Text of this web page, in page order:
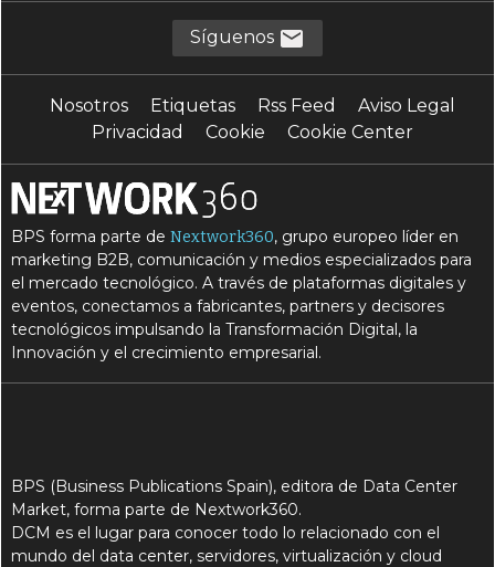
Síguenos
Nosotros Etiquetas Rss Feed
Aviso Legal
Privacidad
Cookie Cookie Center
BPS forma parte deNextwork360, grupo europeo líder en
marketing B2B, comunicación y medios especializados para
el mercado tecnológico. A través de plataformas digitales y
eventos, conectamos a fabricantes, partners y decisores
tecnológicos impulsando la Transformación Digital, la
Innovación y el crecimiento empresarial.
BPS (Business Publications Spain), editora de Data Center
Market, forma parte de Nextwork360.
DCM es el lugar para conocer todo lo relacionado con el
mundo del data center, servidores, virtualización y cloud